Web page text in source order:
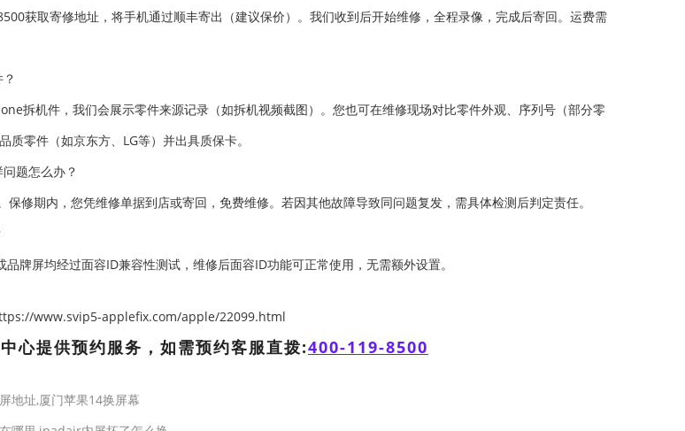
获取寄修地址，将手机通过顺丰寄出（建议保价）。我们收到后开始维修，全程录像，完成后寄回。运费需
拆机件，我们会展示零件来源记录（如拆机视频截图）。您也可在维修现场对比零件外观、序列号（部分零
质零件（如京东方、LG等）并出具质保卡。
题怎么办？
保修期内，您凭维修单据到店或寄回，免费维修。若因其他故障导致同问题复发，需具体检测后判定责任。
牌屏均经过面容ID兼容性测试，维修后面容ID功能可正常使用，无需额外设置。
www.svip5-applefix.com/apple/22099.html
心提供预约服务，如需预约客服直拨:400-119-8500
地址,厦门苹果14换屏幕